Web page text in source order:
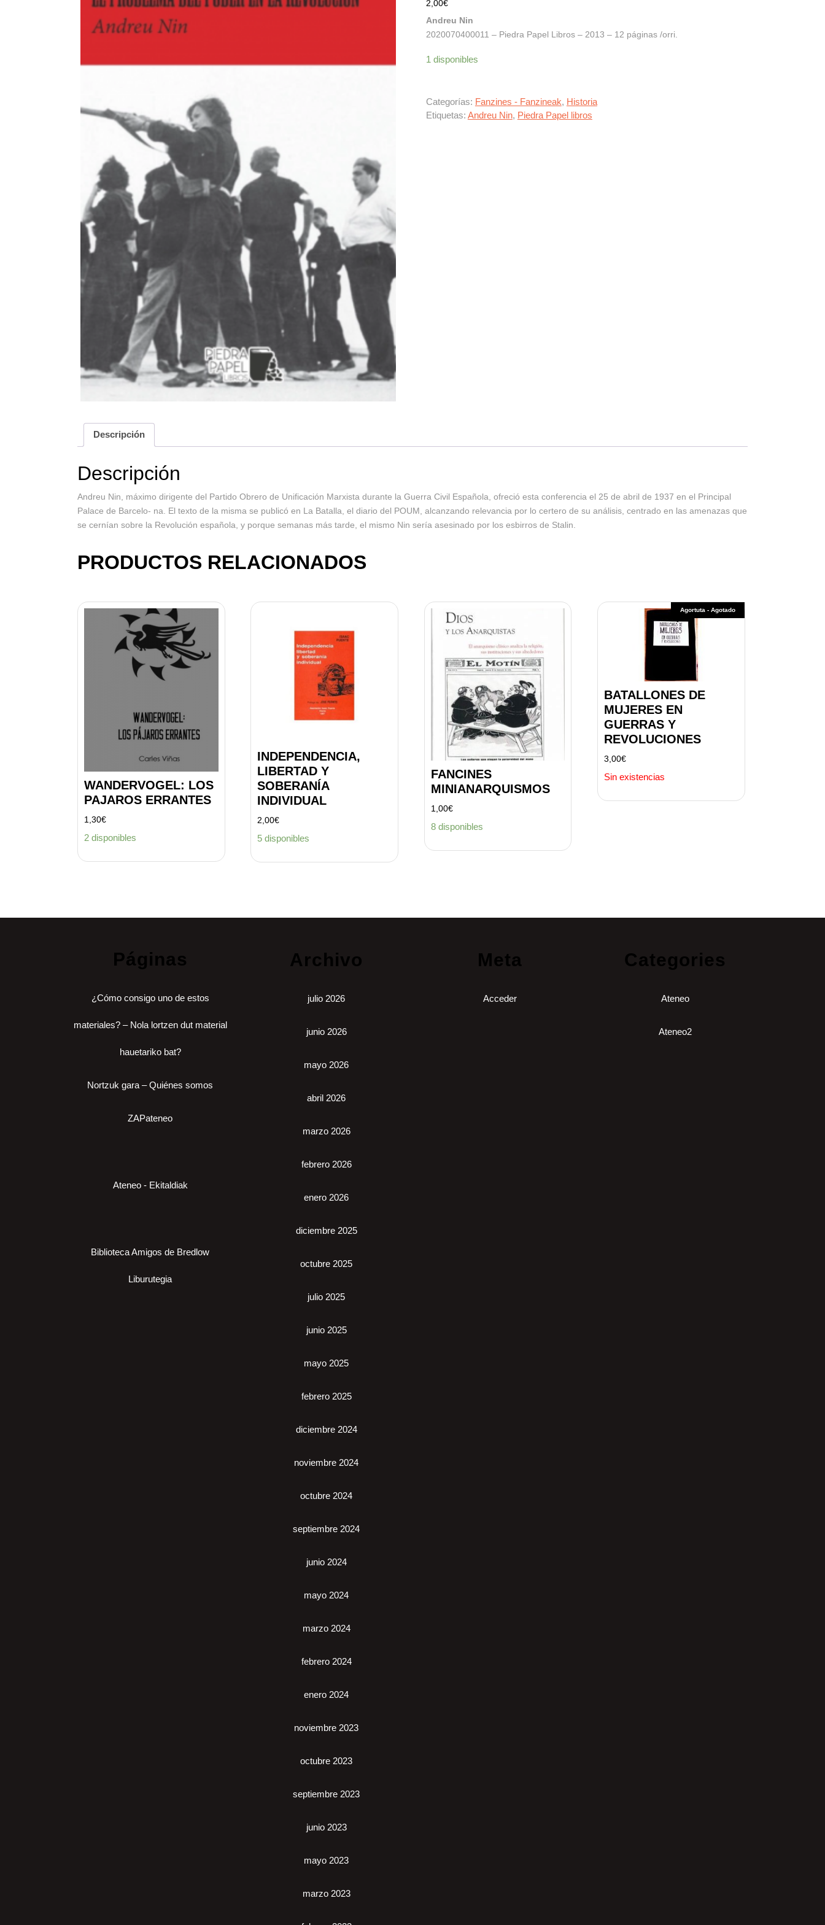
2,00€
Andreu Nin
2020070400011 – Piedra Papel Libros – 2013 – 12 páginas /orri.
1 disponibles
Categorías: Fanzines - Fanzineak, Historia
Etiquetas: Andreu Nin, Piedra Papel libros
Descripción
Descripción
Andreu Nin, máximo dirigente del Partido Obrero de Unificación Marxista durante la Guerra Civil Española, ofreció esta conferencia el 25 de abril de 1937 en el Principal
Palace de Barcelo- na. El texto de la misma se publicó en La Batalla, el diario del POUM, alcanzando relevancia por lo certero de su análisis, centrado en las amenazas que
se cernían sobre la Revolución española, y porque semanas más tarde, el mismo Nin sería asesinado por los esbirros de Stalin.
PRODUCTOS RELACIONADOS
WANDERVOGEL: LOS
PAJAROS ERRANTES
1,30€
2 disponibles
INDEPENDENCIA,
LIBERTAD Y
SOBERANÍA
INDIVIDUAL
2,00€
5 disponibles
FANCINES
MINIANARQUISMOS
1,00€
8 disponibles
Agortuta - Agotado
BATALLONES DE
MUJERES EN
GUERRAS Y
REVOLUCIONES
3,00€
Sin existencias
Páginas
¿Cómo consigo uno de estos
materiales? – Nola lortzen dut material
hauetariko bat?
Nortzuk gara – Quiénes somos
ZAPateneo
Ateneo - Ekitaldiak
Biblioteca Amigos de Bredlow
Liburutegia
Archivo
julio 2026
junio 2026
mayo 2026
abril 2026
marzo 2026
febrero 2026
enero 2026
diciembre 2025
octubre 2025
julio 2025
junio 2025
mayo 2025
febrero 2025
diciembre 2024
noviembre 2024
octubre 2024
septiembre 2024
junio 2024
mayo 2024
marzo 2024
febrero 2024
enero 2024
noviembre 2023
octubre 2023
septiembre 2023
junio 2023
mayo 2023
marzo 2023
Meta
Acceder
Categories
Ateneo
Ateneo2